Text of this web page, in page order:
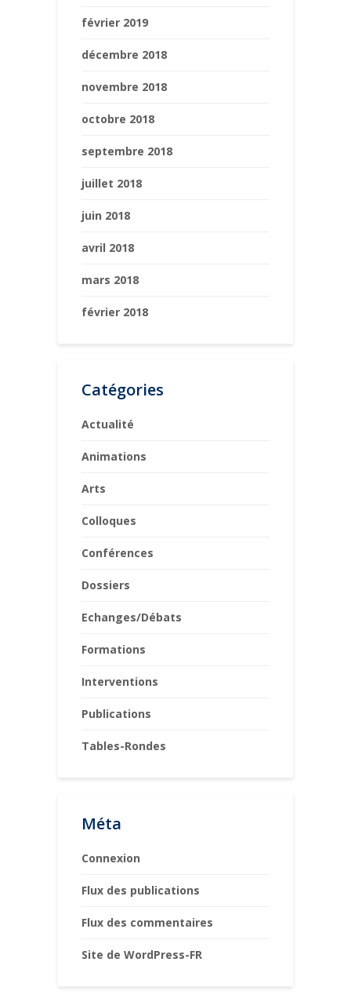
février 2019
décembre 2018
novembre 2018
octobre 2018
septembre 2018
juillet 2018
juin 2018
avril 2018
mars 2018
février 2018
Catégories
Actualité
Animations
Arts
Colloques
Conférences
Dossiers
Echanges/Débats
Formations
Interventions
Publications
Tables-Rondes
Méta
Connexion
Flux des publications
Flux des commentaires
Site de WordPress-FR